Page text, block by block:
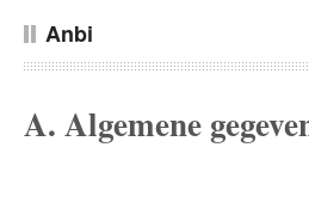
Anbi
A. Algemene